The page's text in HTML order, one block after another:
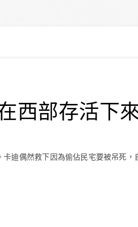
西部存活下
迪偶然救下因為偷佔民宅要被吊死，